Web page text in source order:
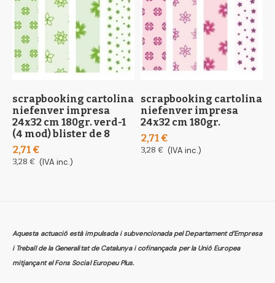
scrapbooking cartolina
niefenver impresa
24x32 cm 180gr. verd-1
(4 mod) blister de 8
2,71 €
3,28 € (IVA inc.)
scrapbooking cartolina
niefenver impresa
24x32 cm 180gr.
2,71 €
3,28 € (IVA inc.)
Aquesta actuació està impulsada i subvencionada pel Departament d’Empresa
i Treball de la Generalitat de Catalunya i cofinançada per la Unió Europea
mitjançant el Fons Social Europeu Plus.